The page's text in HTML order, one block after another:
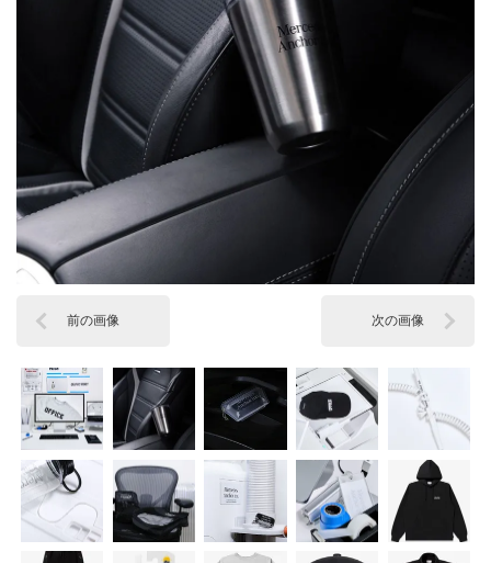
前の画像 次の画像